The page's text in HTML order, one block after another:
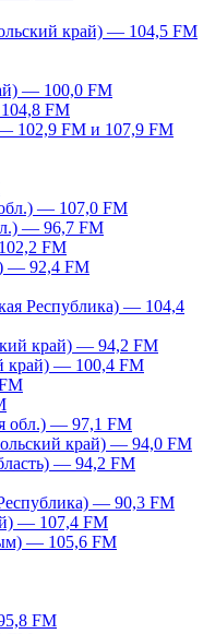
край) — 104,5 FM
— 100,0 FM
FM
102,9 FM и 107,9 FM
— 107,0 FM
— 96,7 FM
FM
— 92,4 FM
Республика) — 104,4
край) — 94,2 FM
край) — 100,4 FM
обл.) — 97,1 FM
край) — 94,0 FM
— 94,2 FM
— 90,3 FM
— 107,4 FM
— 105,6 FM
FM